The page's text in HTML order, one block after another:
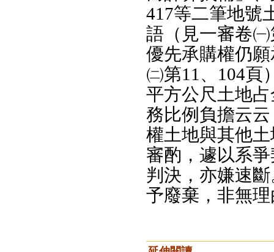
417等二筆地號
語（見一審卷
優先承購權仍
㈡第11、104頁
平方公尺土地
務比例負擔云
權土地與其他
審酌，遽以系
判決，亦嫌速
予廢棄，非無